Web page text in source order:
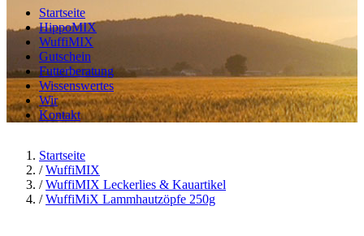
Startseite
HippoMIX
WuffiMIX
Gutschein
Futterberatung
Wissenswertes
Wir
Kontakt
Startseite
/ WuffiMIX
/ WuffiMIX Leckerlies & Kauartikel
/ WuffiMiX Lammhautzöpfe 250g